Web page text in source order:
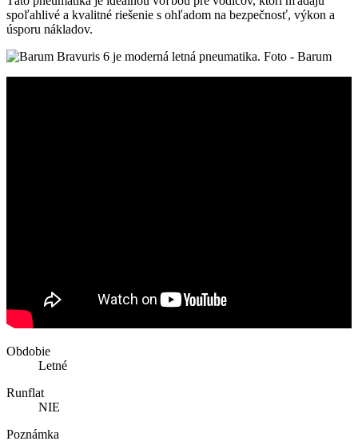
spoľahlivé a kvalitné riešenie s ohľadom na bezpečnosť, výkon a
úsporu nákladov.
Obdobie
Letné
Runflat
NIE
Poznámka